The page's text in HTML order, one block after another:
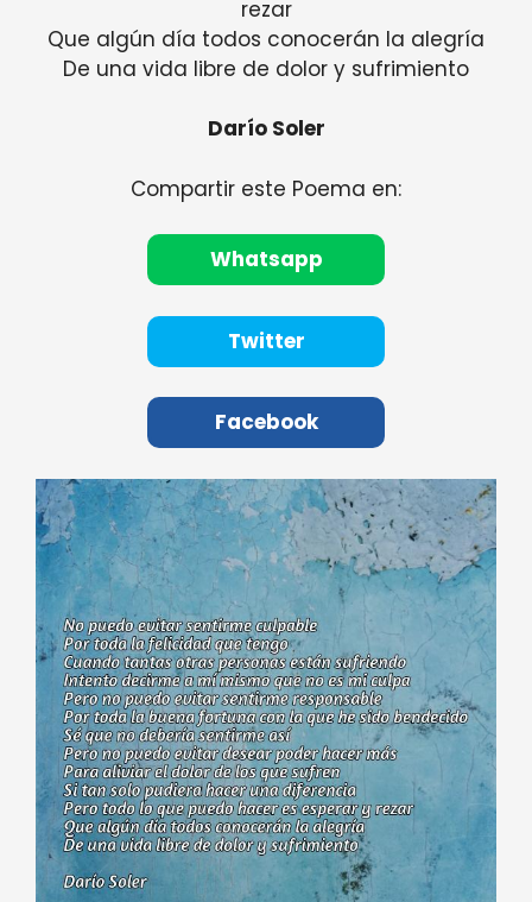
rezar
Que algún día todos conocerán la alegría
De una vida libre de dolor y sufrimiento
Darío Soler
Compartir este Poema en:
Whatsapp
Twitter
Facebook